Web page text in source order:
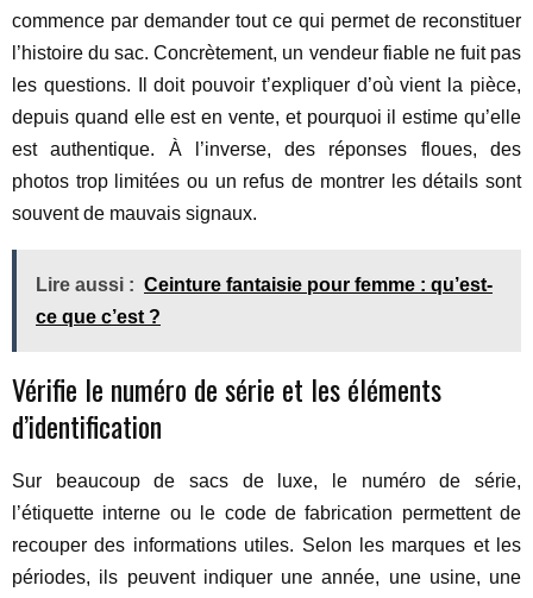
commence par demander tout ce qui permet de reconstituer
l’histoire du sac. Concrètement, un vendeur fiable ne fuit pas
les questions. Il doit pouvoir t’expliquer d’où vient la pièce,
depuis quand elle est en vente, et pourquoi il estime qu’elle
est authentique. À l’inverse, des réponses floues, des
photos trop limitées ou un refus de montrer les détails sont
souvent de mauvais signaux.
Lire aussi : Ceinture fantaisie pour femme : qu’est-
ce que c’est ?
Vérifie le numéro de série et les éléments
d’identification
Sur beaucoup de sacs de luxe, le numéro de série,
l’étiquette interne ou le code de fabrication permettent de
recouper des informations utiles. Selon les marques et les
périodes, ils peuvent indiquer une année, une usine, une